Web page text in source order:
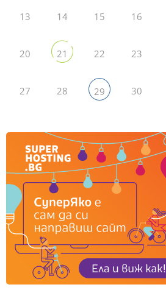
13 14 15 16
20 21 22 23
27 28 29 30